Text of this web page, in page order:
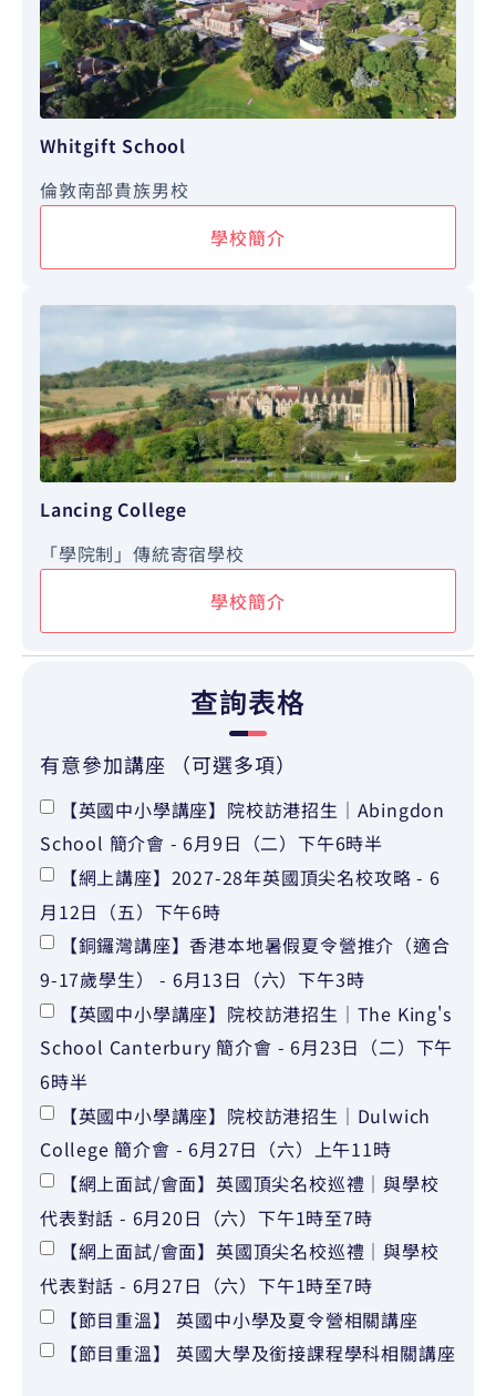
Whitgift School
倫敦南部貴族男校
學校簡介
Lancing College
「學院制」傳統寄宿學校
學校簡介
查詢表格
有意參加講座 （可選多項）
【英國中小學講座】院校訪港招生｜Abingdon
School 簡介會 - 6月9日（二）下午6時半
【網上講座】2027-28年英國頂尖名校攻略 - 6
月12日（五）下午6時
【銅鑼灣講座】香港本地暑假夏令營推介（適合
9-17歲學生） - 6月13日（六）下午3時
【英國中小學講座】院校訪港招生｜The King's
School Canterbury 簡介會 - 6月23日（二）下午
6時半
【英國中小學講座】院校訪港招生｜Dulwich
College 簡介會 - 6月27日（六）上午11時
【網上面試/會面】英國頂尖名校巡禮｜與學校
代表對話 - 6月20日（六）下午1時至7時
【網上面試/會面】英國頂尖名校巡禮｜與學校
代表對話 - 6月27日（六）下午1時至7時
【節目重溫】 英國中小學及夏令營相關講座
【節目重溫】 英國大學及銜接課程學科相關講座